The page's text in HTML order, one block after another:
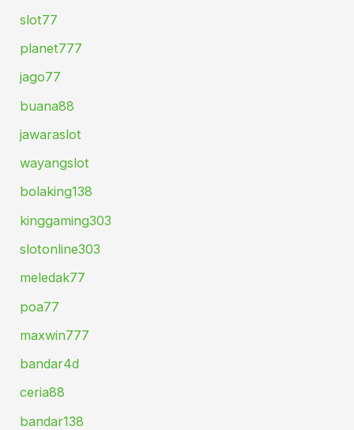
slot77
planet777
jago77
buana88
jawaraslot
wayangslot
bolaking138
kinggaming303
slotonline303
meledak77
poa77
maxwin777
bandar4d
ceria88
bandar138